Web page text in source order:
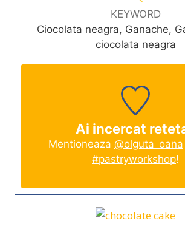
KEYWORD
Ciocolata neagra, Ganache,
ciocolata neagra
Ai incercat
Mentioneaza @olguta_oana
#pastryworkshop!